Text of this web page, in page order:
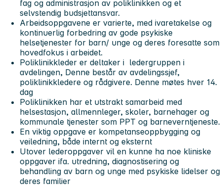
fag og administrasjon av poliklinikken og et
selvstendig budsjettansvar.
Arbeidsoppgavene er varierte, med ivaretakelse og
kontinuerlig forbedring av gode psykiske
helsetjenester for barn/ unge og deres foresatte som
hovedfokus i arbeidet.
Poliklinikkleder er deltaker i ledergruppen i
avdelingen, Denne består av avdelingssjef,
poliklinikkledere og rådgivere. Denne møtes hver 14.
dag
Poliklinikken har et utstrakt samarbeid med
helsestasjon, allmennleger, skoler, barnehager og
kommunale tjenester som PPT og barneverntjeneste.
En viktig oppgave er kompetanseoppbygging og
veiledning, både internt og eksternt
Utover lederoppgaver vil en kunne ha noe kliniske
oppgaver ifa. utredning, diagnostisering og
behandling av barn og unge med psykiske lidelser og
deres familier